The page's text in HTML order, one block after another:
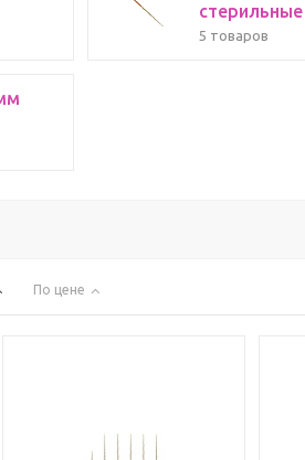
стерильные
5 товаров
По цене